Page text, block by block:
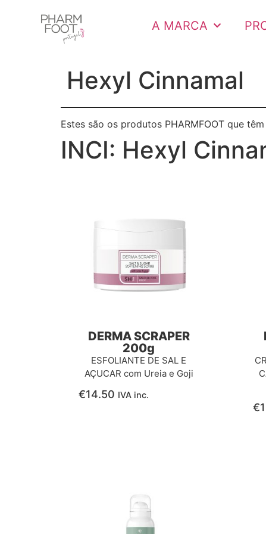
A MARCA
Hexyl Cinnamal
Estes são os produtos PHARMFOOT que
INCI: Hexyl
DERMA SCRAPER
200g
ESFOLIANTE DE SAL E
AÇUCAR com Ureia e Goji
€14.50 IVA inc.
€